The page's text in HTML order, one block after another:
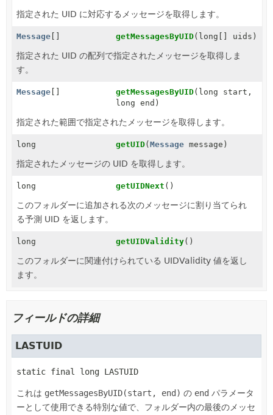
指定された UID に対応するメッセージを取得します。
Message getMessagesByUID(long[] uids)
指定された UID の配列で指定されたメッセージを取得しま
す。
Message getMessagesByUID(long start,
long end)
指定された範囲で指定されたメッセージを取得します。
long getUID( Messagemessage)
指定されたメッセージの UID を取得します。
long getUIDNext ()
このフォルダーに追加される次のメッセージに割り当てられ
る予測 UID を返します。
long getUIDValidity()
このフォルダーに関連付けられている UIDValidity 値を返し
ます。
フィールドの詳細
LASTUID
static final long LASTUID
これは getMessagesByUID(start, end) の end パラメータ
ーとして使用できる特別な値で、フォルダー内の最後のメッセ